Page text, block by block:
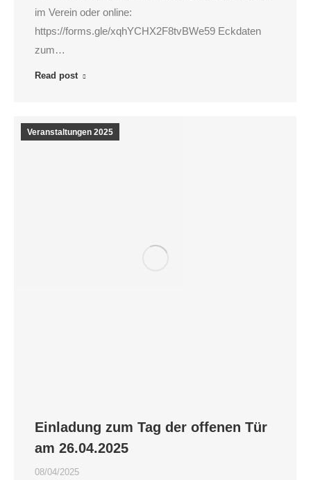
im Verein oder online:
https://forms.gle/xqhYCHX2F8tvBWe59 Eckdaten
zum…
Read post
Veranstaltungen 2025
Einladung zum Tag der offenen Tür
am 26.04.2025
08/04/2025